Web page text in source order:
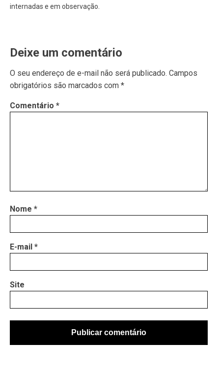
internadas e em observação.
Deixe um comentário
O seu endereço de e-mail não será publicado. Campos
obrigatórios são marcados com *
Comentário *
Nome *
E-mail *
Site